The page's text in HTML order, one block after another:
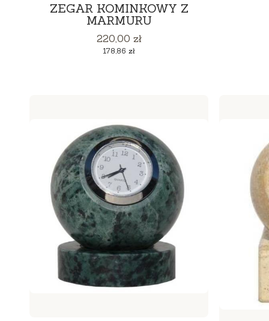
ZEGAR KOMINKOWY Z
MARMURU
Cena
220,00 zł
Cena
178,86 zł